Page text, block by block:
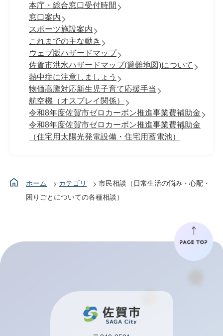
本庁・総合窓口受付時間
窓口案内
スポーツ施設案内
これまでの主な動き
ウェブ版ハザードマップ
佐賀市洪水ハザードマップ(避難地図)について
熱中症に注意しましょう
物価高騰対応新生児子育て応援手当
航空機（オスプレイ関係）
令和8年度佐賀市ゼロカーボン推進事業費補助金
令和8年度佐賀市ゼロカーボン推進事業費補助金
（住宅用太陽光発電設備・住宅用蓄電池）
ホーム カテゴリ
市民相談（日常生活の悩み・心配・
困りごとについての各種相談）